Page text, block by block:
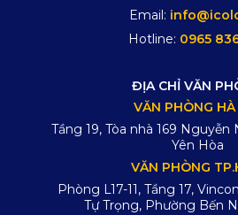
Email:
Hotline: 0965
ĐỊA CHỈ VĂN
VĂN PHÒNG HÀ
Tầng 19, Tòa nhà 169
Yên Hòa
VĂN PHÒNG
Phòng L17-11, Tầng 17,
Tự Trọng, Phường Bến